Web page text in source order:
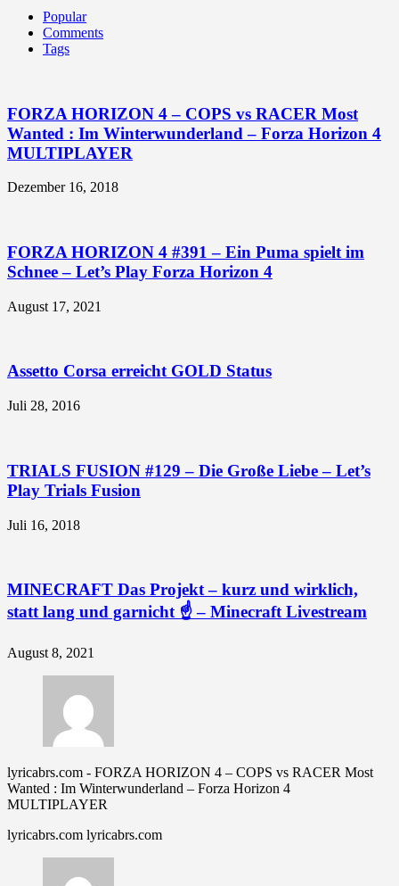
Popular
Comments
Tags
FORZA HORIZON 4 – COPS vs RACER Most
Wanted : Im Winterwunderland – Forza Horizon 4
MULTIPLAYER
Dezember 16, 2018
FORZA HORIZON 4 #391 – Ein Puma spielt im
Schnee – Let’s Play Forza Horizon 4
August 17, 2021
Assetto Corsa erreicht GOLD Status
Juli 28, 2016
TRIALS FUSION #129 – Die Große Liebe – Let’s
Play Trials Fusion
Juli 16, 2018
MINECRAFT Das Projekt – kurz und wirklich,
statt lang und garnicht ☝ – Minecraft Livestream
August 8, 2021
lyricabrs.com - FORZA HORIZON 4 – COPS vs RACER Most
Wanted : Im Winterwunderland – Forza Horizon 4
MULTIPLAYER
lyricabrs.com lyricabrs.com